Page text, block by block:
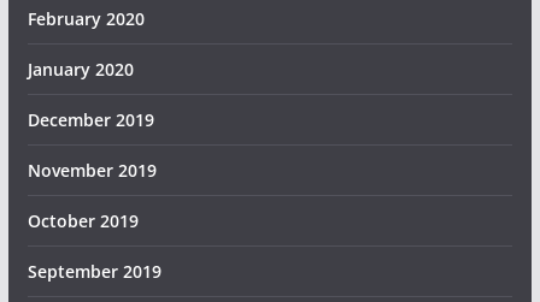
February 2020
January 2020
December 2019
November 2019
October 2019
September 2019